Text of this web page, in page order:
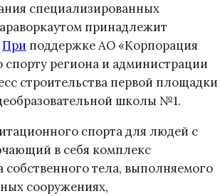
специализированных
принадлежит
При поддержке АО «Корпорация
спорту региона и администрации
строительства первой площадки
школы №1.
спорта для людей с
в себя комплекс
тела, выполняемого
сооружениях,